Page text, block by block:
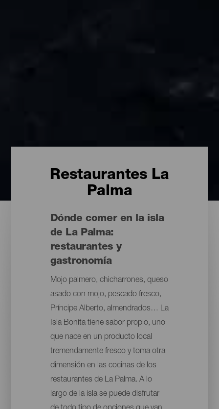
Restaurantes La
Palma
Dónde comer en la isla
de La Palma:
restaurantes y
gastronomía
Mojo palmero, chicharrones, queso
asado con mojo, pescado fresco,
Príncipe Alberto, almendrados… La
Isla Bonita tiene sabor propio, uno
que nace en un producto local
tremendamente fresco y toma otra
dimensión en las cocinas de los
restaurantes de La Palma. A lo
largo de la isla se puede disfrutar